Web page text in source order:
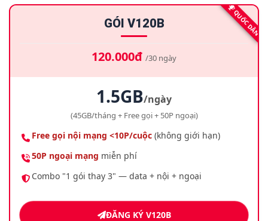
QUỐC DÂN
GÓI V120B
120.000đ /30 ngày
1.5GB/ngày
(45GB/tháng + Free gọi + 50P ngoại)
Free gọi nội mạng <10P/cuộc (không giới hạn)
50P ngoại mạng miễn phí
Combo "1 gói thay 3" — data + nội + ngoại
ĐĂNG KÝ V120B